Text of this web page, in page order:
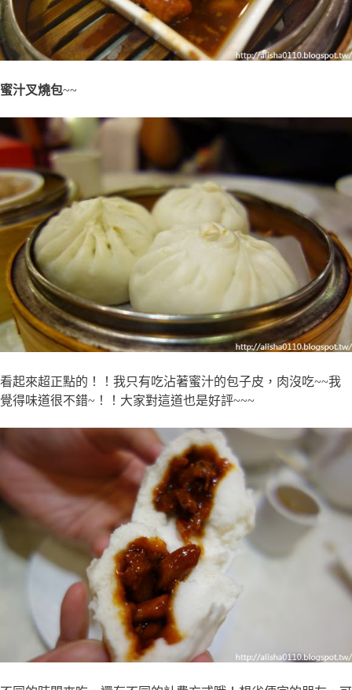
蜜汁叉燒包~~
看起來超正點的！！我只有吃沾著蜜汁的包子皮，肉沒吃~~我
覺得味道很不錯~！！大家對這道也是好評~~~